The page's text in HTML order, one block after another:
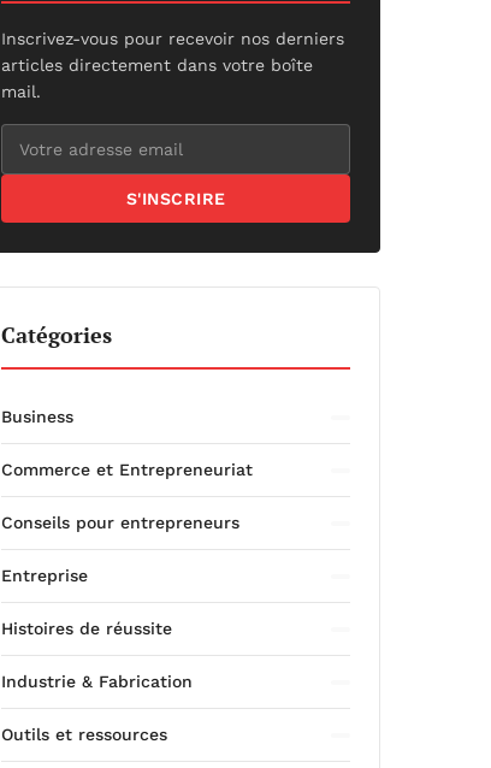
Inscrivez-vous pour recevoir nos derniers
articles directement dans votre boîte
mail.
S'INSCRIRE
Catégories
Business
Commerce et Entrepreneuriat
Conseils pour entrepreneurs
Entreprise
Histoires de réussite
Industrie & Fabrication
Outils et ressources